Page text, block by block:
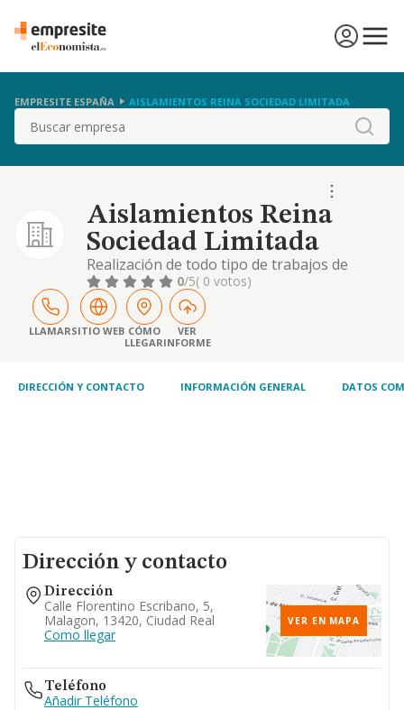
EMPRESITE ESPAÑA AISLAMIENTOS REINA SOCIEDAD LIMITADA
Buscar
Aislamientos Reina
Sociedad Limitada
Realización de todo tipo de trabajos de
aislamiento. 0/5( 0 votos)
LLAMARSITIO WEB CÓMO
LLEGAR
VER
INFORME
DIRECCIÓN Y CONTACTO INFORMACIÓN GENERAL DATOS
Dirección y contacto
Dirección
Calle Florentino Escribano, 5,
Malagon, 13420, Ciudad Real
Como llegar
VER EN MAPA
Teléfono
Añadir Teléfono